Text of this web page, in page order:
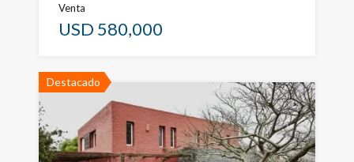
Venta
USD 580,000
Destacado